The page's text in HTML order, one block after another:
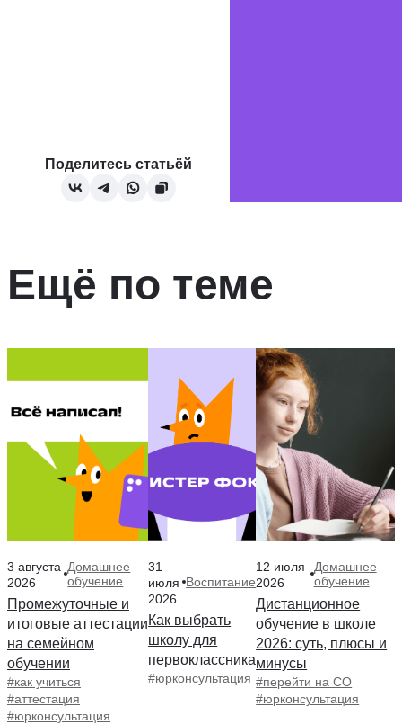
Поделитесь статьёй
Ещё по теме
3 августа
2026
Домашнее
обучение
Промежуточные и
итоговые аттестации
на семейном
обучении
#как учиться
#аттестация
#юрконсультация
31
июля
2026
Воспитание
Как выбрать
школу для
первоклассника
#юрконсультация
12 июля
2026
Домашнее
обучение
Дистанционное
обучение в школе
2026: суть, плюсы и
минусы
#перейти на СО
#юрконсультация